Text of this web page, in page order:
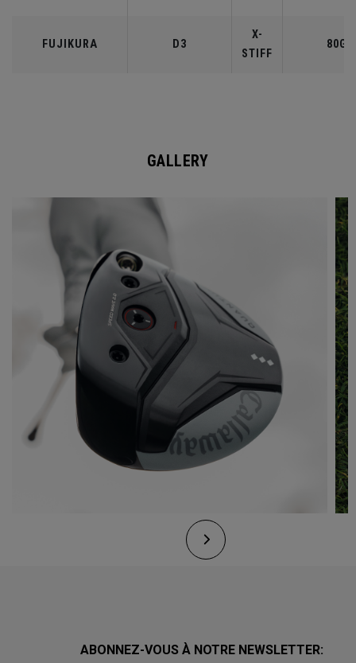
FUJIKURA D3
X-
STIFF
80G
GALLERY
ABONNEZ-VOUS À NOTRE NEWSLETTER: